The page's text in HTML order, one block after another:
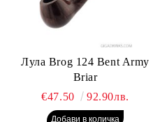
Лула Brog 124 Bent Army
Briar
€47.50
92.90лв.